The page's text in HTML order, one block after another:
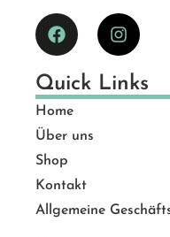
Quick Links
Home
Über uns
Shop
Kontakt
Allgemeine